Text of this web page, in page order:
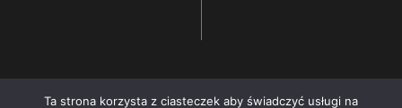
Ta strona korzysta z ciasteczek aby świadczyć usługi na